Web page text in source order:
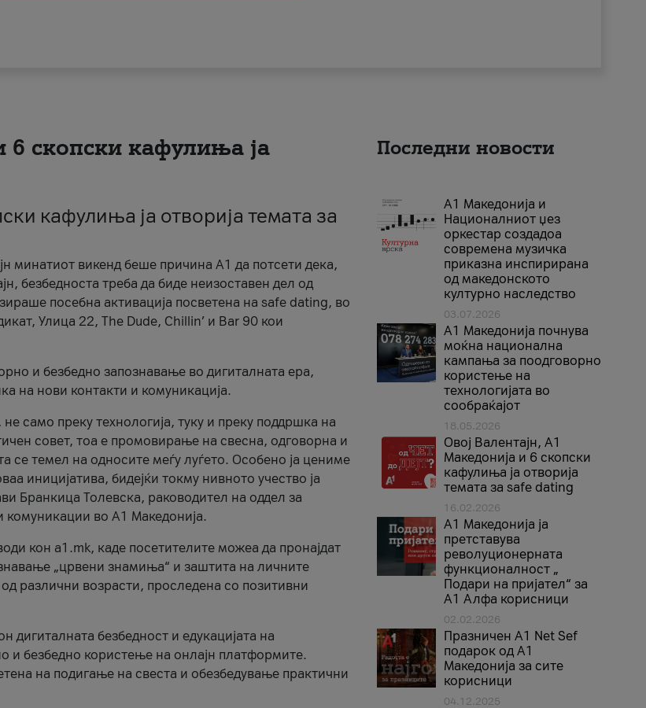
6 скопски кафулиња ја
кафулиња ја отворија темата за
минатиот викенд беше причина А1 да потсети дека,
безбедноста треба да биде неизоставен дел од
посебна активација посветена на safe dating, во
Улица 22, The Dude, Chillin’ и Bar 90 кои
и безбедно запознавање во дигиталната ера,
на нови контакти и комуникација.
само преку технологија, туку и преку поддршка на
совет, тоа е промовирање на свесна, одговорна и
се темел на односите меѓу луѓето. Особено ја цениме
иницијатива, бидејќи токму нивното учество ја
Бранкица Толевска, раководител на оддел за
комуникации во А1 Македонија.
кон a1.mk, каде посетителите можеа да пронајдат
„црвени знамиња“ и заштита на личните
различни возрасти, проследена со позитивни
дигиталната безбедност и едукацијата на
и безбедно користење на онлајн платформите.
на подигање на свеста и обезбедување практични
Последни новости
А1 Македонија и
Националниот џез
оркестар создадоа
современа музичка
приказна инспирирана
од македонското
културно наследство
03.07.2026
A1 Македонија почнува
моќна национална
кампања за поодговорно
користење на
технологијата во
сообраќајот
18.05.2026
Овој Валентајн, A1
Македонија и 6 скопски
кафулиња ја отворија
темата за safe dating
16.02.2026
А1 Македонија ја
претставува
револуционерната
функционалност „
Подари на пријател“ за
А1 Алфа корисници
02.02.2026
Празничен A1 Net Sеf
подарок од А1
Македонија за сите
корисници
04.12.2025